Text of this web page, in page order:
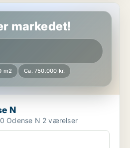
markedet!
m2 Ca. 750.000 kr.
N
Lejlighed til salg i 5270 Odense N 2 værelser